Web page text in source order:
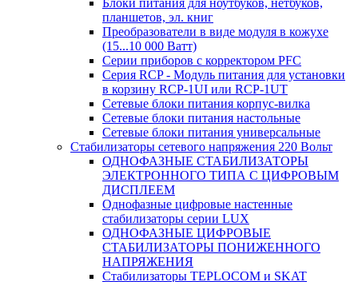
Блоки питания для ноутбуков, нетбуков,
планшетов, эл. книг
Преобразователи в виде модуля в кожухе
(15...10 000 Ватт)
Серии приборов с корректором PFC
Серия RCP - Модуль питания для установки
в корзину RCP-1UI или RCP-1UT
Сетевые блоки питания корпус-вилка
Сетевые блоки питания настольные
Сетевые блоки питания универсальные
Стабилизаторы сетевого напряжения 220 Вольт
ОДНОФАЗНЫЕ СТАБИЛИЗАТОРЫ
ЭЛЕКТРОННОГО ТИПА С ЦИФРОВЫМ
ДИСПЛЕЕМ
Однофазные цифровые настенные
стабилизаторы серии LUX
ОДНОФАЗНЫЕ ЦИФРОВЫЕ
СТАБИЛИЗАТОРЫ ПОНИЖЕННОГО
НАПРЯЖЕНИЯ
Стабилизаторы TEPLOCOM и SKAT